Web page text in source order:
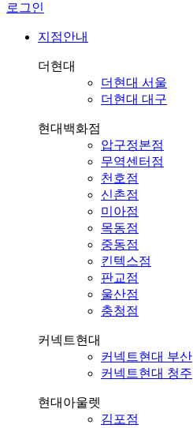
로그인
지점안내
더현대
더현대 서울
더현대 대구
현대백화점
압구정본점
무역센터점
천호점
신촌점
미아점
목동점
중동점
킨텍스점
판교점
울산점
충청점
커넥트현대
커넥트현대 부산
커넥트현대 청주
현대아울렛
김포점